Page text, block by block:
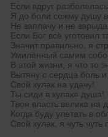
Если вдруг
Я до боли сожму душу в
Не заплачу и не
Если Бог всё уготовил
Значит правильно, я
Умилённый самим
В этой жизни, я что то
Вытяну с сердца боль и
Свой кулак на удачу!
Ты сиди в кулаке душа!
Твоя власть велика на
Когда буду улетать в
Свой кулак, я чуть чуть